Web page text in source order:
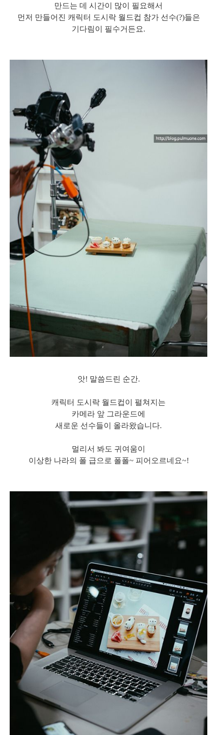
만드는 데 시간이 많이 필요해서
먼저 만들어진 캐릭터 도시락 월드컵 참가 선수(?)들은
기다림이 필수거든요.
앗! 말씀드린 순간.
캐릭터 도시락 월드컵이 펼쳐지는
카메라 앞 그라운드에
새로운 선수들이 올라왔습니다.
멀리서 봐도 귀여움이
이상한 나라의 폴 급으로 폴폴~ 피어오르네요~!